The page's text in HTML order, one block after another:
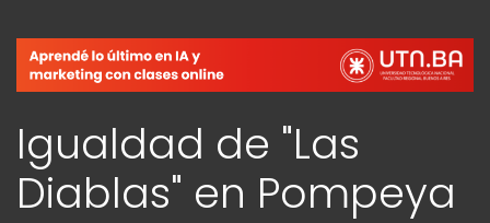
Igualdad de "Las
Diablas" en Pompeya